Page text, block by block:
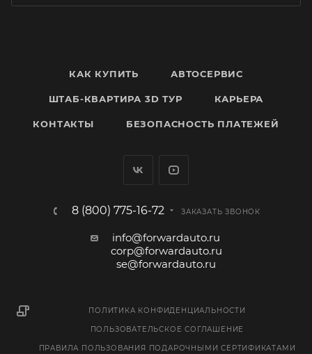
КАК КУПИТЬ АВТОСЕРВИС
ШТАБ-КВАРТИРА 3D ТУР КАРЬЕРА
КОНТАКТЫ БЕЗОПАСНОСТЬ ПЛАТЕЖЕЙ
8 (800) 775-16-72 ЗАКАЗАТЬ ЗВОНОК
info@forwardauto.ru
corp@forwardauto.ru
se@forwardauto.ru
ПОЛИТИКА КОНФИДЕНЦИАЛЬНОСТИ
ПОЛЬЗОВАТЕЛЬСКОЕ СОГЛАШЕНИЕ
ПРАВИЛА ПОЛЬЗОВАНИЯ ПОДАРОЧНЫМИ СЕРТИФИКАТАМИ